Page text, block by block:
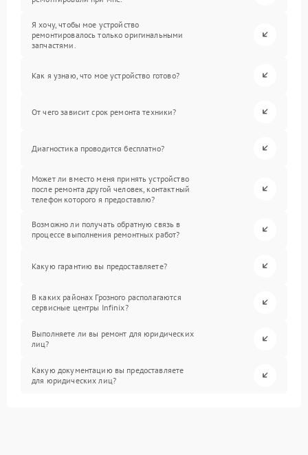
Я хочу, чтобы мое устройство
ремонтировалось только оригинальными
запчастями.
Как я узнаю, что мое устройство готово?
От чего зависит срок ремонта техники?
Диагностика проводится бесплатно?
Может ли вместо меня принять устройство
после ремонта другой человек, контактный
телефон которого я предоставлю?
Возможно ли получать обратную связь в
процессе выполнения ремонтных работ?
Какую гарантию вы предоставляете?
В каких районах Грозного располагаются
сервисные центры Infinix?
Выполняете ли вы ремонт для юридических
лиц?
Какую документацию вы предоставляете
для юридических лиц?